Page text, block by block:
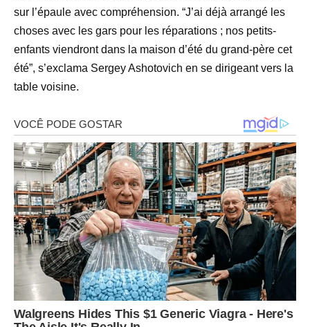
sur l’épaule avec compréhension. “J’ai déjà arrangé les
choses avec les gars pour les réparations ; nos petits-
enfants viendront dans la maison d’été du grand-père cet
été”, s’exclama Sergey Ashotovich en se dirigeant vers la
table voisine.